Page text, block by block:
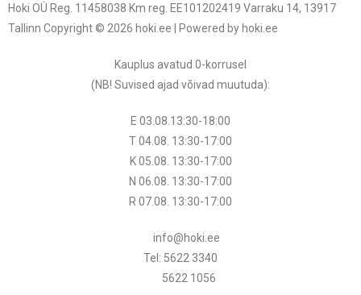
Hoki OÜ Reg. 11458038 Km reg. EE101202419 Varraku 14, 13917
Tallinn Copyright © 2026 hoki.ee | Powered by hoki.ee
Kauplus avatud 0-korrusel
(NB! Suvised ajad võivad muutuda):
E 03.08.13:30-18:00
T 04.08. 13:30-17:00
K 05.08. 13:30-17:00
N 06.08. 13:30-17:00
R 07.08. 13:30-17:00
info@hoki.ee
Tel: 5622 3340
5622 1056